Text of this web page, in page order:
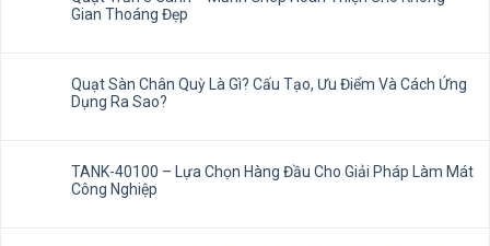
Gian Thoáng Đẹp
Quạt Sàn Chân Quỳ Là Gì? Cấu Tạo, Ưu Điểm Và Cách Ứng
Dụng Ra Sao?
TANK-40100 – Lựa Chọn Hàng Đầu Cho Giải Pháp Làm Mát
Công Nghiệp